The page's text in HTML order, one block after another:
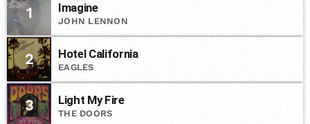
1 Imagine
JOHN LENNON
2 Hotel California
EAGLES
3 Light My Fire
THE DOORS